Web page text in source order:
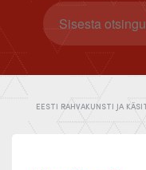
EESTI RAHVAKUNSTI JA